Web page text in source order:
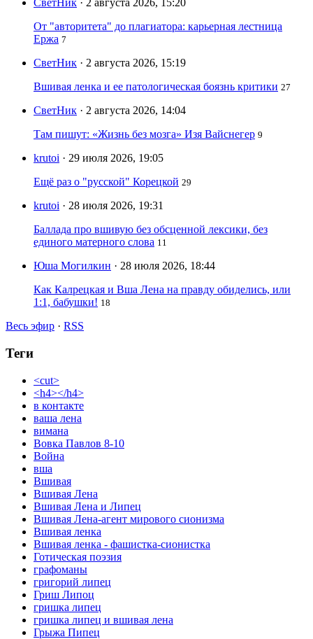
СветНик · 2 августа 2026, 15:20
От "авторитета" до плагиатора: карьерная лестница
Ержа 7
СветНик · 2 августа 2026, 15:19
Вшивая ленка и ее патологическая боязнь критики 27
СветНик · 2 августа 2026, 14:04
Там пишут: «Жизнь без мозга» Изя Вайснегер 9
krutoi · 29 июля 2026, 19:05
Ещё раз о "русской" Корецкой 29
krutoi · 28 июля 2026, 19:31
Баллада про вшивую без обсценной лексики, без
единого матерного слова 11
Юша Могилкин · 28 июля 2026, 18:44
Как Калрецкая и Вша Лена на правду обиделись, или
1:1, бабушки! 18
Весь эфир · RSS
Теги
<cut>
<h4></h4>
в контакте
ваша лена
вимана
Вовка Павлов 8-10
Война
вша
Вшивая
Вшивая Лена
Вшивая Лена и Липец
Вшивая Лена-агент мирового сионизма
Вшивая ленка
Вшивая ленка - фашистка-сионистка
Готическая поэзия
графоманы
григорий липец
Гриш Липоц
гришка липец
гришка липец и вшивая лена
Грыжа Пипец